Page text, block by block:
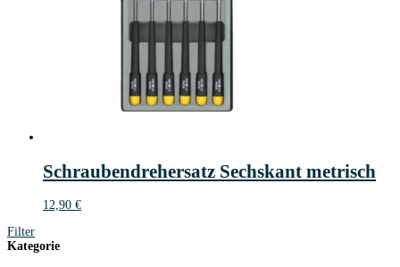
Schraubendrehersatz Sechskant metrisch
12,90 €
Filter
Kategorie